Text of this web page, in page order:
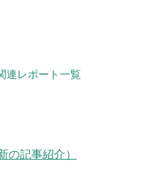
連レポート一覧
記事紹介）